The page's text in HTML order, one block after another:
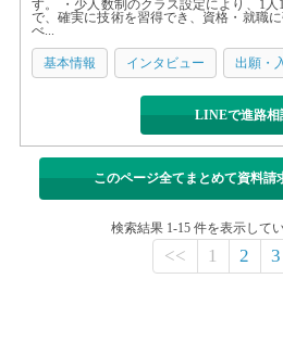
す。 ・少人数制のクラス設定により、1
で、確実に技術を習得でき、資格・就職
べ...
基本情報 インタビュー 出願・
LINEで進路相
このページ全てまとめて資料請
検索結果 1-15 件を表示して
<< 1 2 3